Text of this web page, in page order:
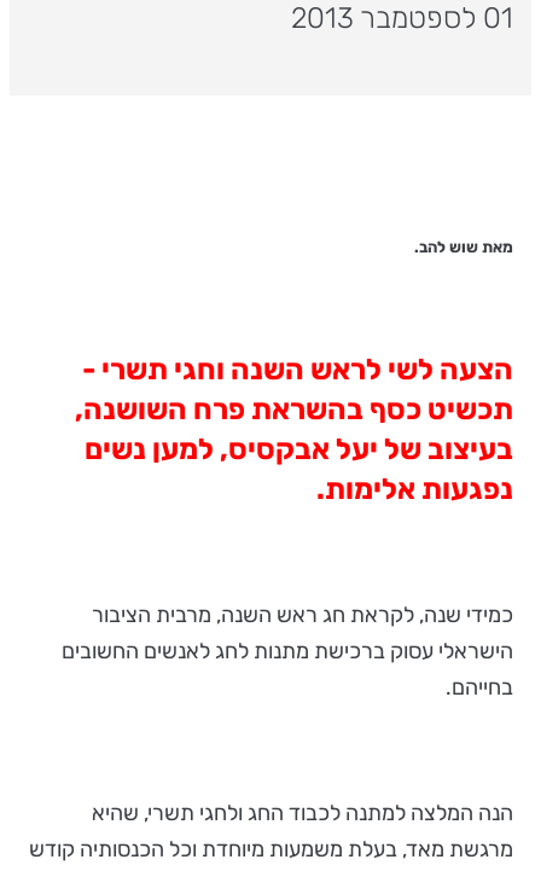
01 לספטמבר 2013
מאת שוש להב.
הצעה לשי לראש השנה וחגי תשרי -
תכשיט כסף בהשראת פרח השושנה,
בעיצוב של יעל אבקסיס, למען נשים
נפגעות אלימות.
כמידי שנה, לקראת חג ראש השנה, מרבית הציבור
הישראלי עסוק ברכישת מתנות לחג לאנשים החשובים
בחייהם.
הנה המלצה למתנה לכבוד החג ולחגי תשרי, שהיא
מרגשת מאד, בעלת משמעות מיוחדת וכל הכנסותיה קודש